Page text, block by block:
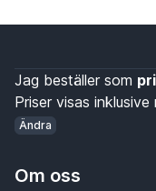
Jag beställer som
Priser visas inklusive
Ändra
Om oss